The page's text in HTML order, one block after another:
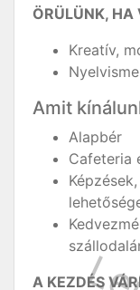
ÖRÜLÜNK, HA
Kreatív,
Amit
Alapbér
Cafeteria
A KEZDÉS